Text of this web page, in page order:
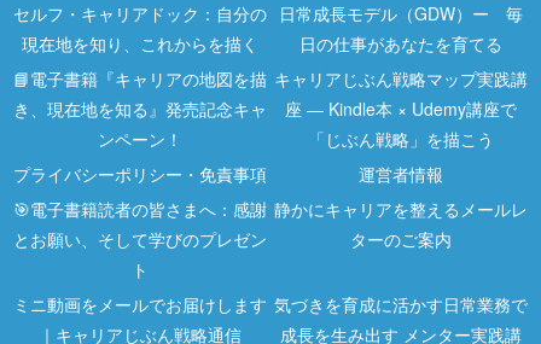
セルフ・キャリアドック：自分の
現在地を知り、これからを描く
日常成長モデル（GDW）ー 毎
日の仕事があなたを育てる
📘電子書籍『キャリアの地図を描
き、現在地を知る』発売記念キャ
ンペーン！
キャリアじぶん戦略マップ実践講
座 ― Kindle本 × Udemy講座で
「じぶん戦略」を描こう
プライバシーポリシー・免責事項
運営者情報
🎯電子書籍読者の皆さまへ：感謝
とお願い、そして学びのプレゼン
ト
静かにキャリアを整えるメールレ
ターのご案内
ミニ動画をメールでお届けします
｜キャリアじぶん戦略通信
気づきを育成に活かす日常業務で
成長を生み出す メンター実践講